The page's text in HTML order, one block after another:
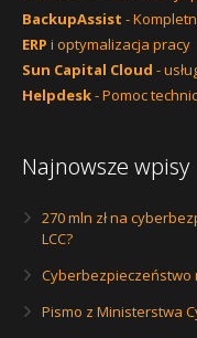
BackupAssist -
ERP i optymalizacja pracy
Sun Capital Cloud -
Helpdesk- Pomoc
Najnowsze wpisy
270 mln zł na
LCC?
Cyberbezpieczeństwo
Pismo z Ministerstwa